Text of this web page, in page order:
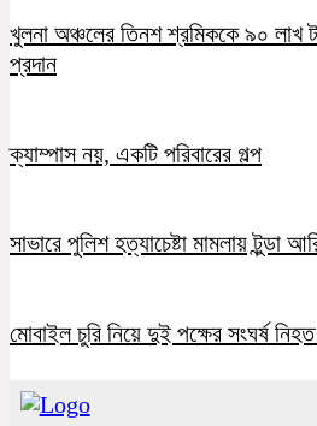
খুলনা অঞ্চলের তিনশ শ্রমিককে ৯০ লাখ
প্রদান
ক্যাম্পাস নয়, একটি পরিবারের গল্প
সাভারে পুলিশ হত্যাচেষ্টা মামলায় টুন্ডা
মোবাইল চুরি নিয়ে দুই পক্ষের সংঘর্ষ